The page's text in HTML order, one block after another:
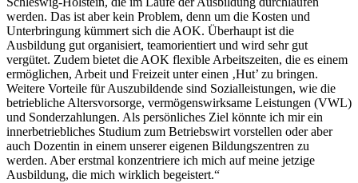
werden. Das ist aber kein Problem, denn um die Kosten und
Unterbringung kümmert sich die AOK. Überhaupt ist die
Ausbildung gut organisiert, teamorientiert und wird sehr gut
vergütet. Zudem bietet die AOK flexible Arbeitszeiten, die es einem
ermöglichen, Arbeit und Freizeit unter einen ‚Hut’ zu bringen.
Weitere Vorteile für Auszubildende sind Sozialleistungen, wie die
betriebliche Altersvorsorge, vermögenswirksame Leistungen (VWL)
und Sonderzahlungen. Als persönliches Ziel könnte ich mir ein
innerbetriebliches Studium zum Betriebswirt vorstellen oder aber
auch Dozentin in einem unserer eigenen Bildungszentren zu
werden. Aber erstmal konzentriere ich mich auf meine jetzige
Ausbildung, die mich wirklich begeistert.“